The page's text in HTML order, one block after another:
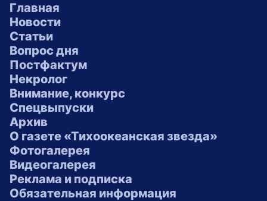
Главная
Новости
Статьи
Вопрос дня
Постфактум
Некролог
Внимание, конкурс
Спецвыпуски
Архив
О газете «Тихоокеанская звезда»
Фотогалерея
Видеогалерея
Реклама и подписка
Обязательная информация